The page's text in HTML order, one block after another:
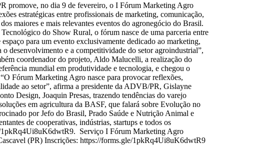
promove, no dia 9 de fevereiro, o I Fórum Marketing Agro
estratégicas entre profissionais de marketing, comunicação,
maiores e mais relevantes eventos do agronegócio do Brasil.
do Show Rural, o fórum nasce de uma parceria entre
para um evento exclusivamente dedicado ao marketing,
desenvolvimento e a competitividade do setor agroindustrial”,
coordenador do projeto, Aldo Malucelli, a realização do
mundial em produtividade e tecnologia, e chegou o
Fórum Marketing Agro nasce para provocar reflexões,
ao setor”, afirma a presidente da ADVB/PR, Gislayne
Design, Joaquin Presas, trazendo tendências do varejo
em agricultura da BASF, que falará sobre Evolução no
por Jefo do Brasil, Prado Saúde e Nutrição Animal e
de cooperativas, indústrias, startups e todos os
1pkRq4Ui8uK6dwtR9. Serviço I Fórum Marketing Agro
(PR) Inscrições: https://forms.gle/1pkRq4Ui8uK6dwtR9